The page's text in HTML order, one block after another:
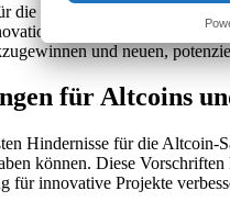
die Entwicklung und
eines Altcoins
und neuen,
für Altcoins
Hindernisse für die
können. Diese
innovative Projekte